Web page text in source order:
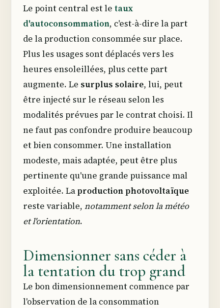
Le point central est le taux
d'autoconsommation, c'est-à-dire la part
de la production consommée sur place.
Plus les usages sont déplacés vers les
heures ensoleillées, plus cette part
augmente. Le surplus solaire, lui, peut
être injecté sur le réseau selon les
modalités prévues par le contrat choisi. Il
ne faut pas confondre produire beaucoup
et bien consommer. Une installation
modeste, mais adaptée, peut être plus
pertinente qu'une grande puissance mal
exploitée. Laproduction photovoltaïque
reste variable, notamment selon la météo
et l'orientation.
Dimensionner sans céder à
la tentation du trop grand
Le bon dimensionnement commence par
l'observation de la consommation